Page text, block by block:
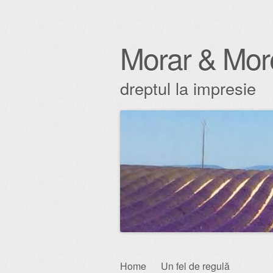
Morar &
dreptul la impresie
Skip
Home Un fel de regulă